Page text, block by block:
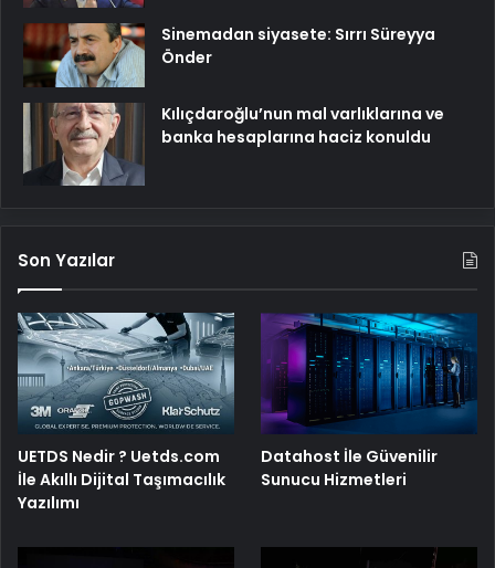
Sinemadan siyasete: Sırrı Süreyya
Önder
Kılıçdaroğlu’nun mal varlıklarına ve
banka hesaplarına haciz konuldu
Son Yazılar
UETDS Nedir ? Uetds.com
İle Akıllı Dijital Taşımacılık
Yazılımı
Datahost İle Güvenilir
Sunucu Hizmetleri